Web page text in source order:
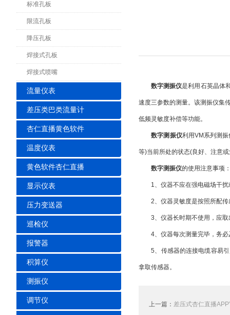
标准孔板
限流孔板
降压孔板
焊接式孔板
焊接式喷嘴
流量仪表
差压类巴类流量计
杏仁直播黄色软件
温度仪表
黄色软件杏仁直播
显示仪表
压力变送器
巡检仪
报警器
积算仪
测振仪
调节仪
数字测振仪是利用石英晶体和
速度三参数的测量。该测振仪集
低频灵敏度补偿等功能。
数字测振仪利用VM系列测振
等)当前所处的状态(良好、注意或
数字测振仪的使用注意事项
1、仪器不应在强电磁场干扰
2、仪器灵敏度是按照所配传感器
3、仪器长时期不使用，应取
4、仪器每次测量完毕，务必
5、传感器的连接电缆容易引起
拿取传感器。
上一篇： 差压式杏仁直播APP